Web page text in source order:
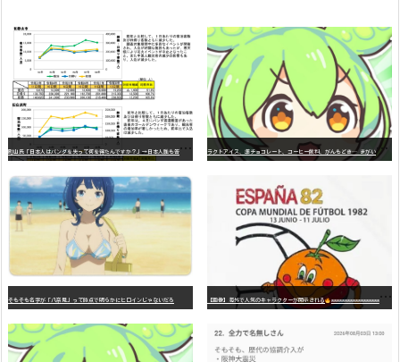
町
山氏「日本人はパンダを失って何を得たんですか？」→日本人誰も答えられず… ラ
クトアイス、準チョコレート、コーヒー飲料、がんもどき… まがいものの国、日本
そもそも名字が「八奈見」って時点で明らかにヒロインじゃないだろ 【画像】海外で人気のキャラクターが開示される wwwwwwwwwwwwwwwwwwwwwwwwwwwwwwwwwwwwwwwwwwwwwwwww